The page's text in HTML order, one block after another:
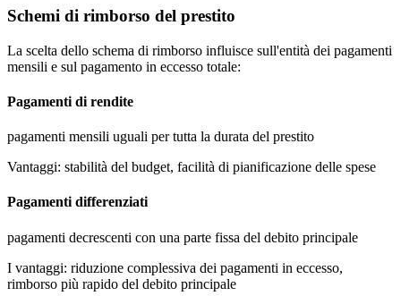
Schemi di rimborso del prestito
La scelta dello schema di rimborso influisce sull'entità dei pagamenti
mensili e sul pagamento in eccesso totale:
Pagamenti di rendite
pagamenti mensili uguali per tutta la durata del prestito
Vantaggi: stabilità del budget, facilità di pianificazione delle spese
Pagamenti differenziati
pagamenti decrescenti con una parte fissa del debito principale
I vantaggi: riduzione complessiva dei pagamenti in eccesso,
rimborso più rapido del debito principale